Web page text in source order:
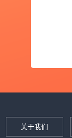
关于我们